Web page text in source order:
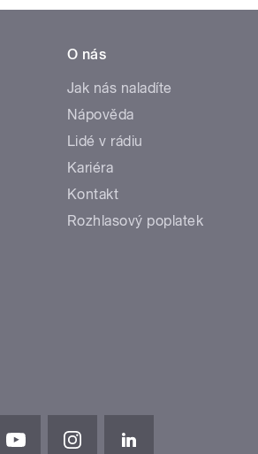
O nás
Jak nás naladíte
Nápověda
Lidé v rádiu
Kariéra
Kontakt
Rozhlasový poplatek